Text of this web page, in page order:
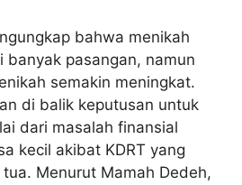
bahwa menikah
banyak pasangan, namun
semakin meningkat.
di balik keputusan untuk
dari masalah finansial
kecil akibat KDRT yang
Menurut Mamah Dedeh,